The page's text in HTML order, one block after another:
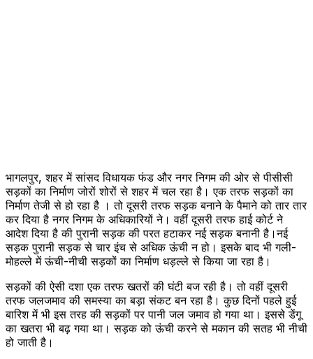
भागलपुर, शहर में सांसद विधायक फंड और नगर निगम की ओर से पीसीसी
सड़कों का निर्माण जोरों शोरों से शहर में चल रहा है। एक तरफ सड़कों का
निर्माण तेजी से हो रहा है । तो दूसरी तरफ सड़क बनाने के पैमाने को तार तार
कर दिया है नगर निगम के अधिकारियों ने। वहीं दूसरी तरफ हाई कोर्ट ने
आदेश दिया है की पुरानी सड़क की परत हटाकर नई सड़क बनानी है।नई
सड़क पुरानी सड़क से चार इंच से अधिक ऊंची न हो। इसके बाद भी गली-
मोहल्ले में ऊंची-नीची सड़कों का निर्माण धड़ल्ले से किया जा रहा है।
सड़कों की ऐसी दशा एक तरफ खतरों की घंटी बज रही है। तो वहीं दूसरी
तरफ जलजमाव की समस्या का बड़ा संकट बन रहा है। कुछ दिनों पहले हुई
बारिश में भी इस तरह की सड़कों पर पानी जल जमाव हो गया था। इससे डेंगू
का खतरा भी बढ़ गया था। सड़क को ऊंची करने से मकान की सतह भी नीची
हो जाती है।